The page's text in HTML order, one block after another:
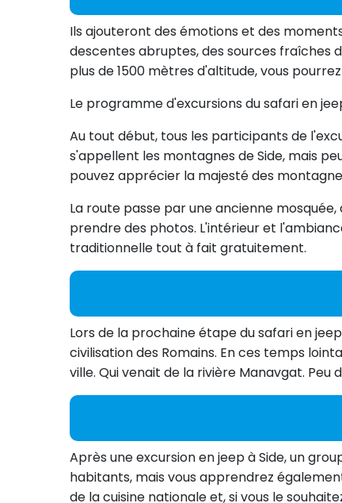
Ils ajouteront des émotions et des
descentes abruptes, des sources fraîches
plus de 1500 mètres d'altitude, vous
Le programme d'excursions du safari en
Au tout début, tous les participants de
s'appellent les montagnes de Side, mais
pouvez apprécier la majesté des
La route passe par une ancienne
prendre des photos. L'intérieur et
traditionnelle tout à fait gratuitement.
Lors de la prochaine étape du safari en
civilisation des Romains. En ces temps
ville. Qui venait de la rivière Manavgat.
Après une excursion en jeep à Side, un
habitants, mais vous apprendrez
de la cuisine nationale et, si vous le